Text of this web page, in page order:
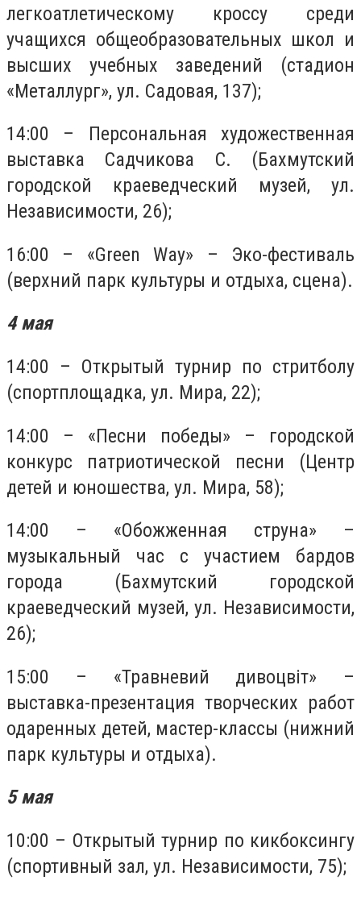
легкоатлетическому кроссу среди
учащихся общеобразовательных школ и
высших учебных заведений (стадион
«Металлург», ул. Садовая, 137);
14:00 – Персональная художественная
выставка Садчикова С. (Бахмутский
городской краеведческий музей, ул.
Независимости, 26);
16:00 – «Green Way» – Эко-фестиваль
(верхний парк культуры и отдыха, сцена).
4 мая
14:00 – Открытый турнир по стритболу
(спортплощадка, ул. Мира, 22);
14:00 – «Песни победы» – городской
конкурс патриотической песни (Центр
детей и юношества, ул. Мира, 58);
14:00 – «Обожженная струна» –
музыкальный час с участием бардов
города (Бахмутский городской
краеведческий музей, ул. Независимости,
26);
15:00 – «Травневий дивоцвіт» –
выставка-презентация творческих работ
одаренных детей, мастер-классы (нижний
парк культуры и отдыха).
5 мая
10:00 – Открытый турнир по кикбоксингу
(спортивный зал, ул. Независимости, 75);